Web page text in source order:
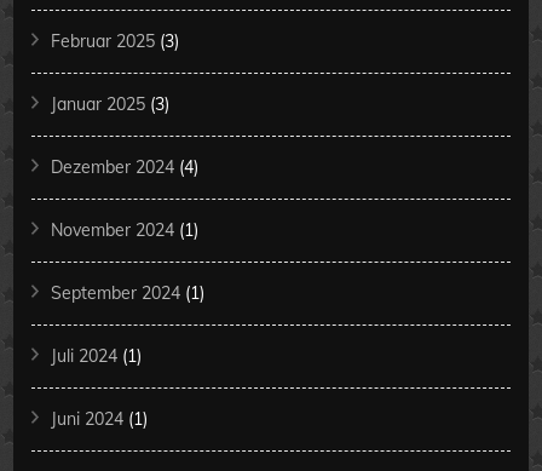
Februar 2025 (3)
Januar 2025 (3)
Dezember 2024 (4)
November 2024 (1)
September 2024 (1)
Juli 2024 (1)
Juni 2024 (1)